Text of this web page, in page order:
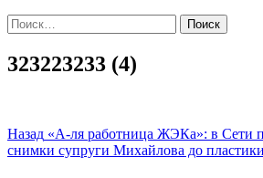
Найти:
323223233 (4)
Навигация
записи
Назад «А-ля работница ЖЭКа»: в Сети
снимки супруги Михайлова до пластики